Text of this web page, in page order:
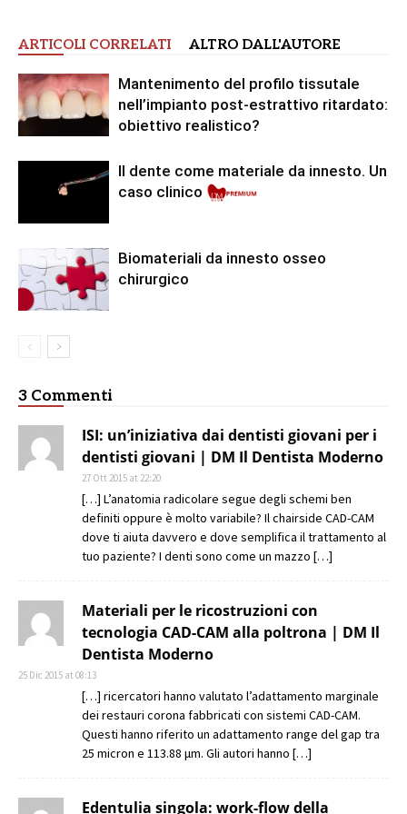
ARTICOLI CORRELATI ALTRO DALL'AUTORE
Mantenimento del profilo tissutale
nell’impianto post-estrattivo ritardato:
obiettivo realistico?
Il dente come materiale da innesto. Un
caso clinico
Biomateriali da innesto osseo
chirurgico
3 Commenti
ISI: un’iniziativa dai dentisti giovani per i
dentisti giovani | DM Il Dentista Moderno
27 Ott 2015 at 22:20
[…] L’anatomia radicolare segue degli schemi ben
definiti oppure è molto variabile? Il chairside CAD-CAM
dove ti aiuta davvero e dove semplifica il trattamento al
tuo paziente? I denti sono come un mazzo […]
Materiali per le ricostruzioni con
tecnologia CAD-CAM alla poltrona | DM Il
Dentista Moderno
25 Dic 2015 at 08:13
[…] ricercatori hanno valutato l’adattamento marginale
dei restauri corona fabbricati con sistemi CAD-CAM.
Questi hanno riferito un adattamento range del gap tra
25 micron e 113.88 μm. Gli autori hanno […]
Edentulia singola: work-flow della